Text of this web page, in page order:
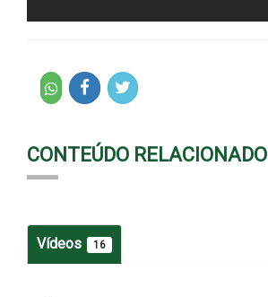
CONTEÚDO RELACIONADO
Vídeos 16